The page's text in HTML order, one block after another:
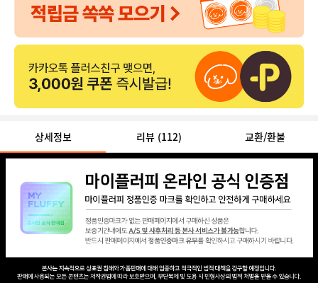
상세정보 리뷰 (112) 교환/환불